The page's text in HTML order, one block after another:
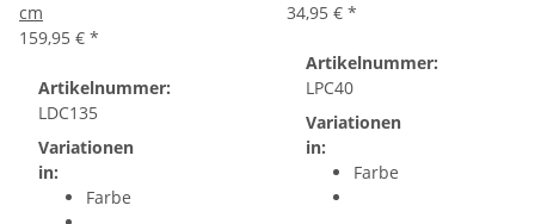
cm
159,95 € *
Artikelnummer:
LDC135
Variationen
in:
Farbe
34,95 € *
Artikelnummer:
LPC40
Variationen
in:
Farbe